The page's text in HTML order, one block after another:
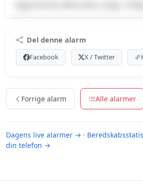
Premium indhold
Log ind med Premium for at se
Se Premium-muligheder
Del denne alarm
Facebook X / Twitter
Forrige alarm Alle alarmer
Dagens live alarmer → ·
din telefon →